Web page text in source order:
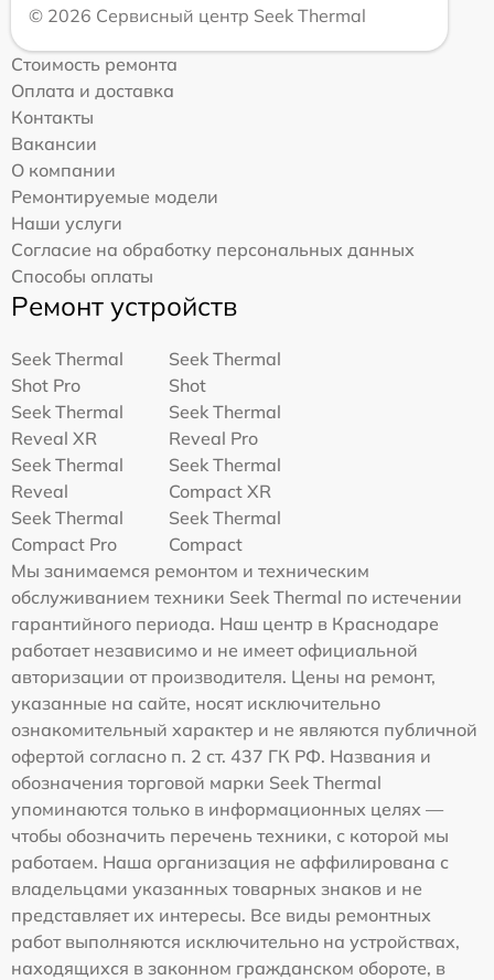
© 2026 Сервисный центр Seek Thermal
Стоимость ремонта
Оплата и доставка
Контакты
Вакансии
О компании
Ремонтируемые модели
Наши услуги
Согласие на обработку персональных данных
Способы оплаты
Ремонт устройств
Seek Thermal
Shot Pro
Seek Thermal
Shot
Seek Thermal
Reveal XR
Seek Thermal
Reveal Pro
Seek Thermal
Reveal
Seek Thermal
Compact XR
Seek Thermal
Compact Pro
Seek Thermal
Compact
Мы занимаемся ремонтом и техническим
обслуживанием техники Seek Thermal по истечении
гарантийного периода. Наш центр в Краснодаре
работает независимо и не имеет официальной
авторизации от производителя. Цены на ремонт,
указанные на сайте, носят исключительно
ознакомительный характер и не являются публичной
офертой согласно п. 2 ст. 437 ГК РФ. Названия и
обозначения торговой марки Seek Thermal
упоминаются только в информационных целях —
чтобы обозначить перечень техники, с которой мы
работаем. Наша организация не аффилирована с
владельцами указанных товарных знаков и не
представляет их интересы. Все виды ремонтных
работ выполняются исключительно на устройствах,
находящихся в законном гражданском обороте, в